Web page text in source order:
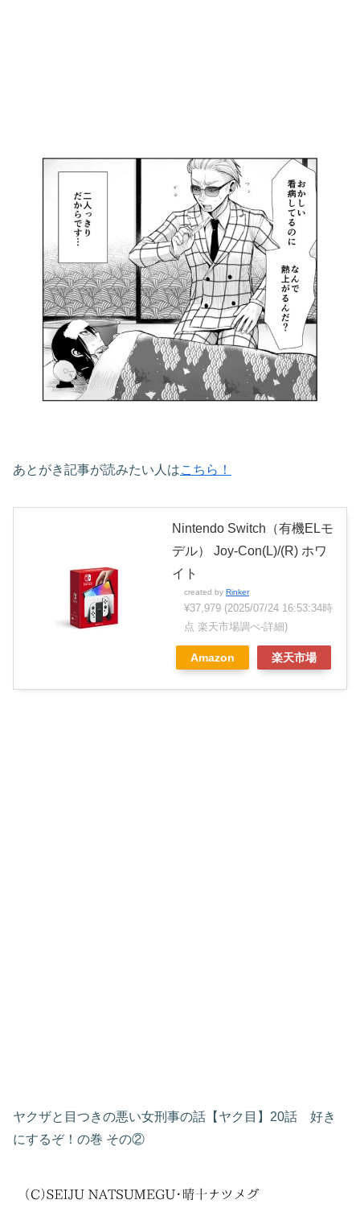
あとがき記事が読みたい人はこちら！
Nintendo Switch（有機ELモ
デル） Joy-Con(L)/(R) ホワ
イト
created by Rinker
¥37,979 (2025/07/24 16:53:34時
点 楽天市場調べ-詳細)
Amazon 楽天市場
ヤクザと目つきの悪い女刑事の話【ヤク目】20話 好き
にするぞ！の巻 その②